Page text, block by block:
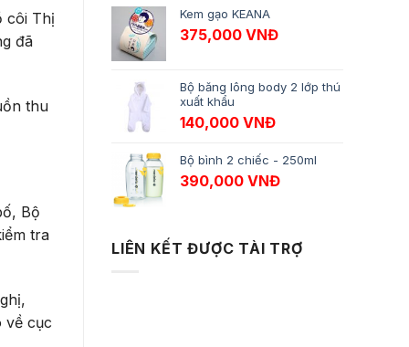
côi Thị
đã
thu
Bộ
tra
về cục
Kem gạo KEANA
375,000 VNĐ
Bộ băng lông body 2 lớp thú
xuất khẩu
140,000 VNĐ
Bộ bình 2 chiếc - 250ml
390,000 VNĐ
LIÊN KẾT ĐƯỢC TÀI TRỢ